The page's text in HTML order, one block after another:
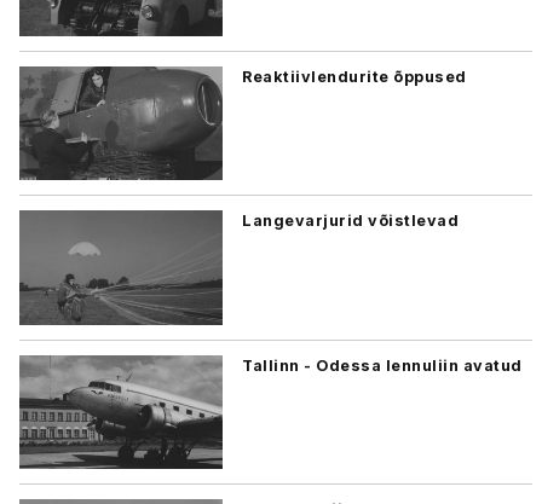
Reaktiivlendurite õppused
Langevarjurid võistlevad
Tallinn - Odessa lennuliin avatud